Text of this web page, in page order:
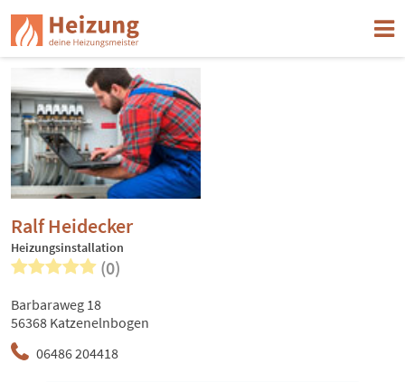
Ralf Heidecker
Heizungsinstallation
(0)
06486 204418
Barbaraweg 18
56368 Katzenelnbogen